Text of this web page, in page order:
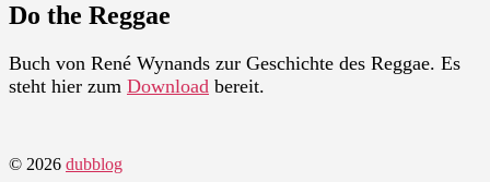
Do the Reggae
Buch von René Wynands zur Geschichte des Reggae. Es
steht hier zum Download bereit.
© 2026 dubblog